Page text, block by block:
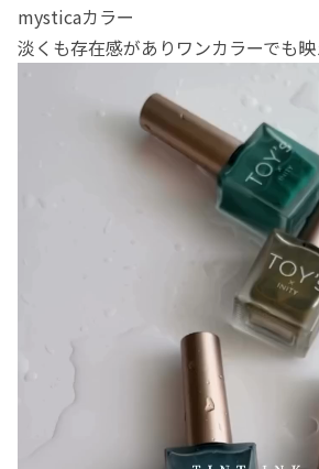
mysticaカラー
淡くも存在感がありワンカラーでも映